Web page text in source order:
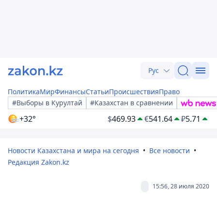
Рус
ПолитикаМирФинансыСтатьиПроисшествияПраво
#Выборы в Курултай
#Казахстан в сравнении
+32° $469.93 €541.64 ₽5.71
Новости Казахстана и мира на сегодня
Все новости
Редакция Zakon.kz
15:56, 28 июля 2020